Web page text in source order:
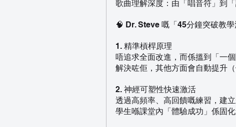
歌曲理解深度：由「唱音符」到
🧠 Dr. Steve 嘅「45分鐘突破教
1. 精準槓桿原理
唔追求全面改進，而係搵到「一個
解決咗佢，其他方面會自動提升
2. 神經可塑性快速激活
透過高頻率、高回饋嘅練習，建
學生喺課堂內「體驗成功」係固